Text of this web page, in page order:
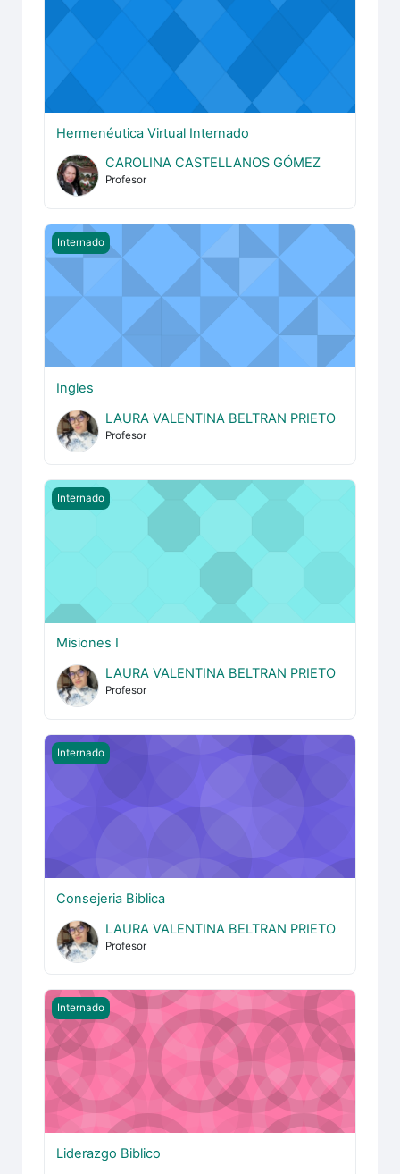
Hermenéutica Virtual Internado
CAROLINA CASTELLANOS GÓMEZ
Profesor
Ingles
Internado
Ingles
LAURA VALENTINA BELTRAN PRIETO
Profesor
Misiones I
Internado
Misiones I
LAURA VALENTINA BELTRAN PRIETO
Profesor
Consejeria Biblica
Internado
Consejeria Biblica
LAURA VALENTINA BELTRAN PRIETO
Profesor
Liderazgo Biblico
Internado
Liderazgo Biblico